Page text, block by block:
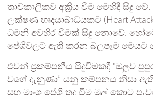
තාවකාලිකව අක්‍රිය වීම මෙහිදී සිදු
ලක්ෂණ හෘදයාබාධයකට (Heart
ධමනි අවහිර වීමක් සිදු නොවේ.
පේශිවලට ඇති කරන බලපෑම මෙයට
එවන් ප්‍රකම්පනීය සිදුවීමකදී “ඔලුව
වගේ දැනුණා” යනු කම්පනය නිසා
සහ මාංශ පේශි තද වීම මුල් කොට